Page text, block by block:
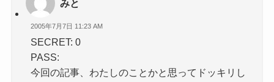
みと
2005年7月7日 11:23 AM
SECRET: 0
PASS:
今回の記事、わたしのことかと思ってドッキリし